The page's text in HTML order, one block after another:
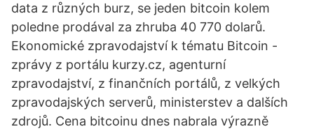
data z různých burz, se jeden bitcoin kolem
poledne prodával za zhruba 40 770 dolarů.
Ekonomické zpravodajství k tématu Bitcoin -
zprávy z portálu kurzy.cz, agenturní
zpravodajství, z finančních portálů, z velkých
zpravodajských serverů, ministerstev a dalších
zdrojů. Cena bitcoinu dnes nabrala výrazně